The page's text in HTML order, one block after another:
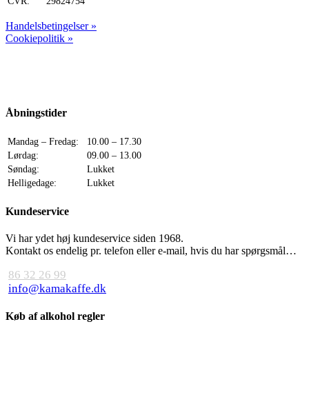
Handelsbetingelser »
Cookiepolitik »
Åbningstider
Mandag – Fredag:
10.00 – 17.30
Lørdag:
09.00 – 13.00
Søndag:
Lukket
Helligedage:
Lukket
Kundeservice
Vi har ydet høj kundeservice siden 1968.
Kontakt os endelig pr. telefon eller e-mail, hvis du har spørgsmål…
86 32 26 99
info@kamakaffe.dk
Køb af alkohol regler